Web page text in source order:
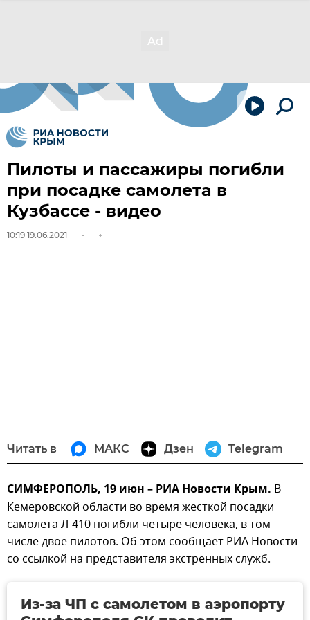
Пилоты и пассажиры погибли
при посадке самолета в
Кузбассе - видео
10:19 19.06.2021
Читать в МАКС Дзен Telegram
СИМФЕРОПОЛЬ, 19 июн – РИА Новости Крым. В
Кемеровской области во время жесткой посадки
самолета Л-410 погибли четыре человека, в том
числе двое пилотов. Об этом сообщает РИА Новости
со ссылкой на представителя экстренных служб.
Из-за ЧП с самолетом в аэропорту